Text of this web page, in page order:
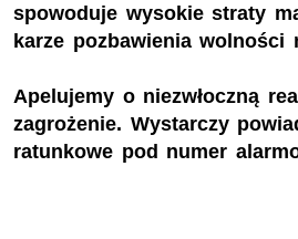
spowoduje wysokie straty
karze pozbawienia wolności
Apelujemy o niezwłoczną
zagrożenie. Wystarczy
ratunkowe pod numer